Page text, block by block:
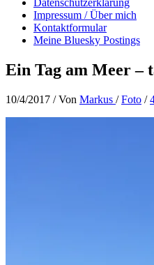
Datenschutzerklärung
Impressum / Über mich
Kontaktformular
Meine Bluesky Postings
Ein Tag am Meer –
10/4/2017 / Von Markus /Foto /